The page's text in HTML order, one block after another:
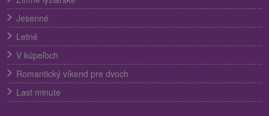
Jesenné
Letné
V kúpeľoch
Romantický víkend pre dvoch
Last minute